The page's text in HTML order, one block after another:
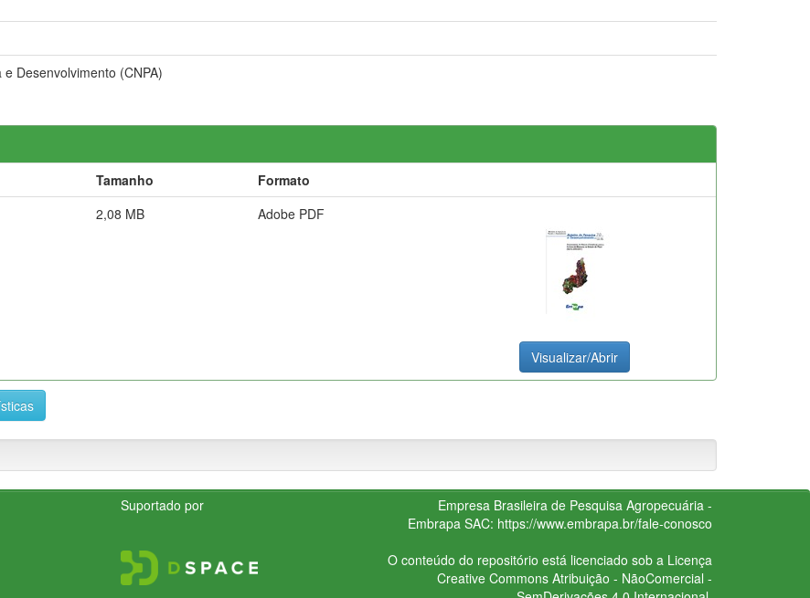
Desenvolvimento (CNPA)
Tamanho
Formato
2,08 MB Adobe PDF
Visualizar/Abrir
Suportado por
Empresa Brasileira de Pesquisa Agropecuária -
Embrapa SAC: https://www.embrapa.br/fale-conosco
O conteúdo do repositório está licenciado sob a Licença
Creative CommonsAtribuição - NãoComercial -